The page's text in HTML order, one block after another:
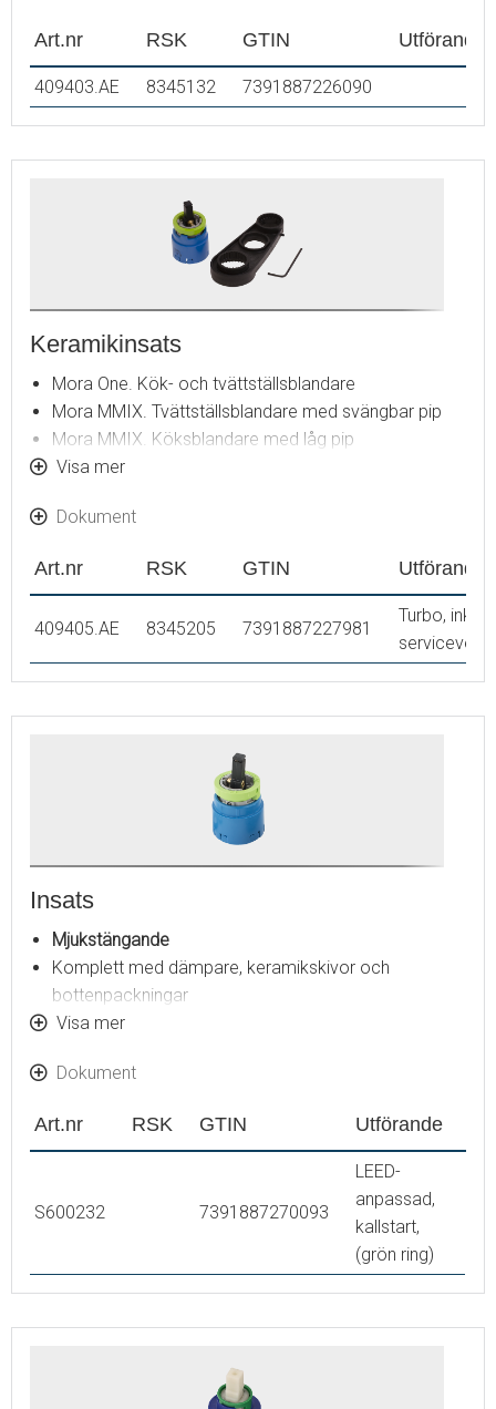
Art.nr RSK GTIN Utförande
409403.AE 8345132 7391887226090
Keramikinsats
Mora One. Kök- och tvättställsblandare
Mora MMIX. Tvättställsblandare med svängbar pip
Mora MMIX. Köksblandare med låg pip
Mora MMIX. Kök- och tvättställsblandare
Visa mer
Dokument
Art.nr RSK GTIN Utförande
409405.AE 8345205 7391887227981
Turbo, inkl
Insats
Mjukstängande
Komplett med dämpare, keramikskivor och
bottenpackningar
För tvättställsblandare 9000E, SILJAN och MMIX
mjukstängande
uppstår i ledningarna vid stängning
Visa mer
Dokument
Art.nr RSK GTIN Utförande
S600232 7391887270093
LEED-
anpassad,
kallstart,
(grön ring)